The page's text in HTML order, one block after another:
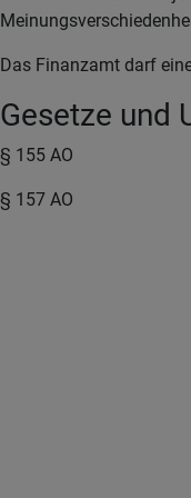
Das Finanzamt darf
Gesetze und
§ 155 AO
§ 157 AO